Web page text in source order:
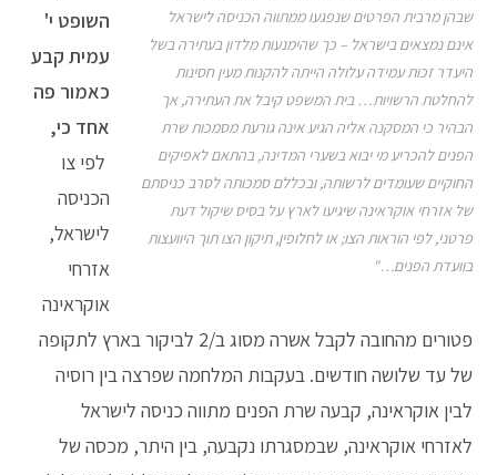
שבהן מרבית הפרטים שנפגעו ממתווה הכניסה לישראל
אינם נמצאים בישראל – כך שהימנעות מלדון בעתירה בשל
היעדר זכות עמידה עלולה הייתה להקנות מעין חסינות
להחלטת הרשויות… בית המשפט קיבל את העתירה, אך
הבהיר כי המסקנה אליה הגיע אינה גורעת מסמכות שרת
הפנים להכריע מי יבוא בשערי המדינה, בהתאם לאפיקים
החוקיים שעומדים לרשותה, ובכללם סמכותה לסרב כניסתם
של אזרחי אוקראינה שיגיעו לארץ על בסיס שיקול דעת
פרטני, לפי הוראות הצו; או לחלופין, תיקון הצו תוך היוועצות
בוועדת הפנים…"
השופט י'
עמית קבע
כאמור פה
אחד כי,
לפי צו
הכניסה
לישראל,
אזרחי
אוקראינה
פטורים מהחובה לקבל אשרה מסוג ב/2 לביקור בארץ לתקופה
של עד שלושה חודשים. בעקבות המלחמה שפרצה בין רוסיה
לבין אוקראינה, קבעה שרת הפנים מתווה כניסה לישראל
לאזרחי אוקראינה, שבמסגרתו נקבעה, בין היתר, מכסה של